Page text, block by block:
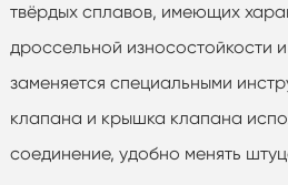
твёрдых сплавов, имеющих
дроссельной износостойкости
заменяется специальными
клапана и крышка клапана
соединение, удобно менять